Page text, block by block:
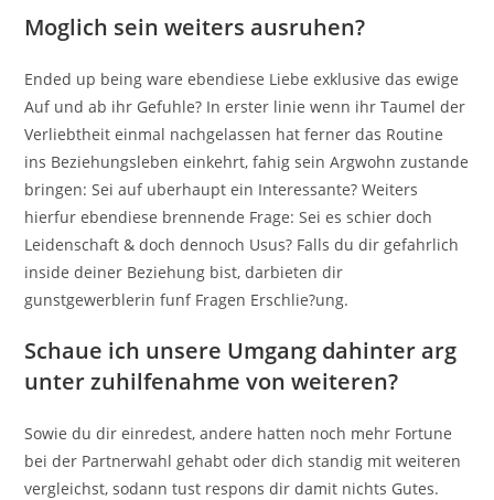
Moglich sein weiters ausruhen?
Ended up being ware ebendiese Liebe exklusive das ewige
Auf und ab ihr Gefuhle? In erster linie wenn ihr Taumel der
Verliebtheit einmal nachgelassen hat ferner das Routine
ins Beziehungsleben einkehrt, fahig sein Argwohn zustande
bringen: Sei auf uberhaupt ein Interessante? Weiters
hierfur ebendiese brennende Frage: Sei es schier doch
Leidenschaft & doch dennoch Usus? Falls du dir gefahrlich
inside deiner Beziehung bist, darbieten dir
gunstgewerblerin funf Fragen Erschlie?ung.
Schaue ich unsere Umgang dahinter arg
unter zuhilfenahme von weiteren?
Sowie du dir einredest, andere hatten noch mehr Fortune
bei der Partnerwahl gehabt oder dich standig mit weiteren
vergleichst, sodann tust respons dir damit nichts Gutes.